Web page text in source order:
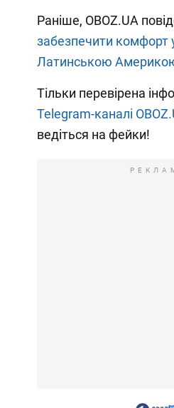
Раніше, OBOZ.UA
забезпечити комфорт
Латинською
Тільки перевірена
Telegram-каналі
ведіться на фейки!